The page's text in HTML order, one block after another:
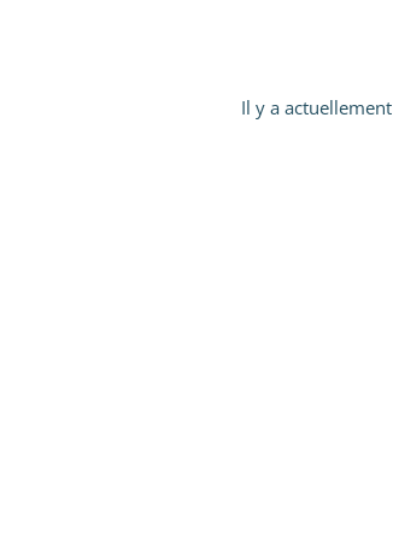
Il y a actuellement